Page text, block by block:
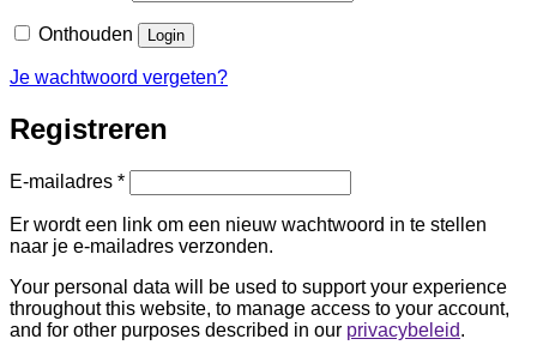
Onthouden Login
Je wachtwoord vergeten?
Registreren
E-mailadres *Vereist
Er wordt een link om een nieuw wachtwoord in te stellen
naar je e-mailadres verzonden.
Your personal data will be used to support your experience
throughout this website, to manage access to your account,
and for other purposes described in our privacybeleid.